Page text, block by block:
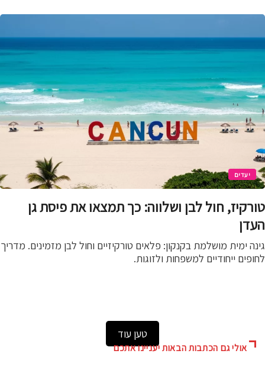
יעדים
חול לבן ושלווה: כך תמצאו את פיסת גן
ימית מושלמת בקנקון: פלאים טורקיזיים וחול לבן מזמינים. מדריך
ייחודיים למשפחות ולזוגות.
טען עוד
אולי גם הכתבות הבאות יעניינו אתכם